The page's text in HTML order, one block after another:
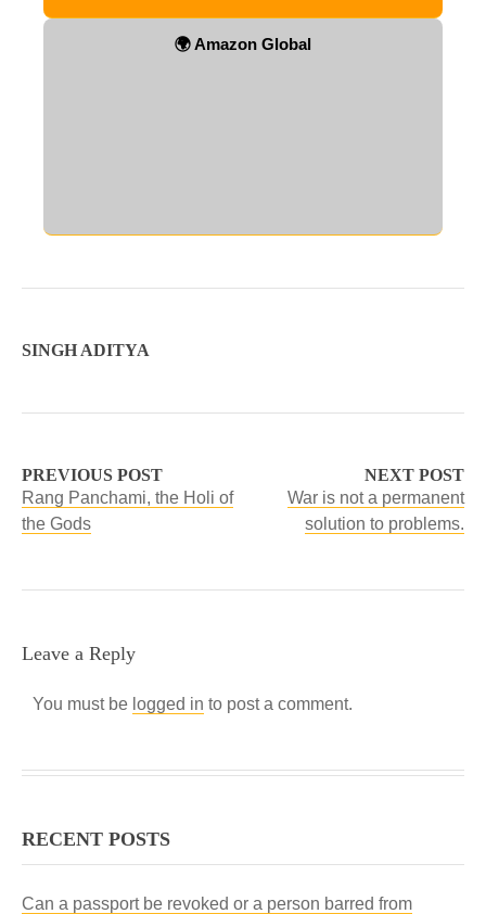
🌍 Amazon Global
SINGH ADITYA
PREVIOUS POST
Rang Panchami, the Holi of
the Gods
NEXT POST
War is not a permanent
solution to problems.
Leave a Reply
You must be logged in to post a comment.
RECENT POSTS
Can a passport be revoked or a person barred from